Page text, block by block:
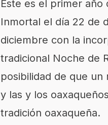
Este es el primer
Inmortal el día 22 de
diciembre con la
tradicional Noche de
posibilidad de que
y las y los
tradición oaxaqueña.